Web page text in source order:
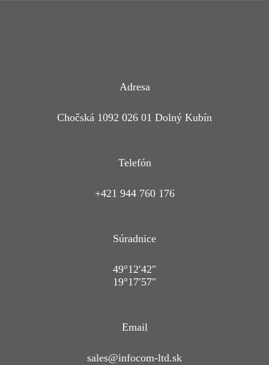
Adresa
Chočská 1092 026 01 Dolný Kubín
Telefón
+421 944 760 176
Súradnice
49°12′42″
19°17′57″
Email
sales@infocom-ltd.sk